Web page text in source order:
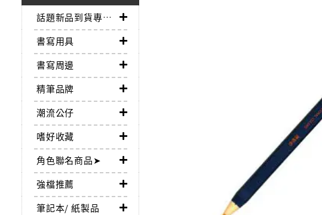
話題新品到貨專區➤
書寫用具
書寫周邊
精筆品牌
潮流公仔
嗜好收藏
角色聯名商品➤
強檔推薦
筆記本/ 紙製品